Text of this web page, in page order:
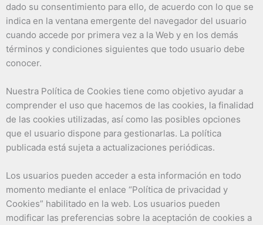
dado su consentimiento para ello, de acuerdo con lo que se
indica en la ventana emergente del navegador del usuario
cuando accede por primera vez a la Web y en los demás
términos y condiciones siguientes que todo usuario debe
conocer.
Nuestra Política de Cookies tiene como objetivo ayudar a
comprender el uso que hacemos de las cookies, la finalidad
de las cookies utilizadas, así como las posibles opciones
que el usuario dispone para gestionarlas. La política
publicada está sujeta a actualizaciones periódicas.
Los usuarios pueden acceder a esta información en todo
momento mediante el enlace “Política de privacidad y
Cookies” habilitado en la web. Los usuarios pueden
modificar las preferencias sobre la aceptación de cookies a